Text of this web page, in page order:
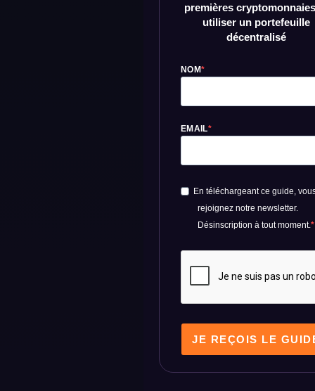
premières
utiliser un portefeuille
décentralisé
NOM
EMAIL
En téléchargeant ce guide,
rejoignez notre newsletter.
Désinscription à tout moment.
JE REÇOIS LE